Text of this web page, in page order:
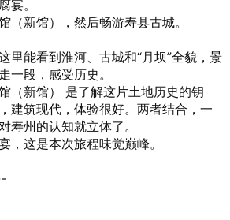
宴。
（新馆），然后畅游寿县古城。
里能看到淮河、古城和“月坝”全貌，景
一段，感受历史。
（新馆） 是了解这片土地历史的钥
建筑现代，体验很好。两者结合，一
寿州的认知就立体了。
，这是本次旅程味觉巅峰。